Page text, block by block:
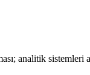
analitik sistemleri